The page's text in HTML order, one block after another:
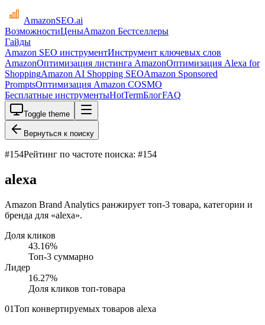
AmazonSEO.ai
ВозможностиЦеныAmazon Бестселлеры
Гайды
Amazon SEO инструментИнструмент ключевых слов
AmazonОптимизация листинга AmazonОптимизация Alexa for
ShoppingAmazon AI Shopping SEOAmazon Sponsored
PromptsОптимизация Amazon COSMO
Бесплатные инструментыHotTermБлогFAQ
Toggle theme
Вернуться к поиску
#154Рейтинг по частоте поиска: #154
alexa
Amazon Brand Analytics ранжирует топ-3 товара, категории и
бренда для «alexa».
Доля кликов
43.16%
Топ-3 суммарно
Лидер
16.27%
Доля кликов топ-товара
01Топ конвертируемых товаров alexa